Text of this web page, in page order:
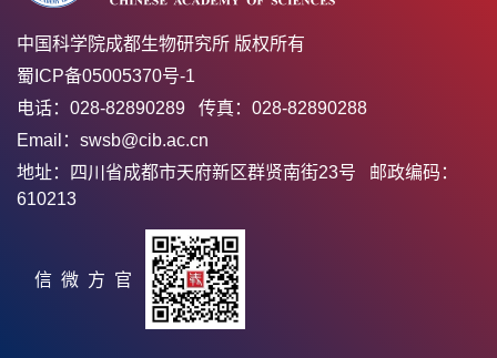
中国科学院成都生物研究所 版权所有
蜀ICP备05005370号-1
电话：028-82890289 传真：028-82890288
Email：swsb@cib.ac.cn
地址：四川省成都市天府新区群贤南街23号 邮政编码：
610213
官方微信